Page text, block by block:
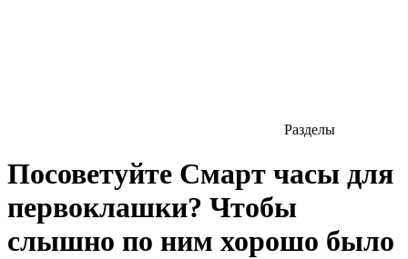
Разделы
Посоветуйте Смарт часы для
первоклашки? Чтобы
слышно по ним хорошо было